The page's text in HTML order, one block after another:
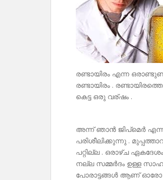
രണ്ടായിരം എന്ന
രണ്ടായിരം .
കെട്ട ഒരു വര്ഷം .
അന്ന് ഞാൻ ജിപ്മെർ
പരിശീലിക്കുന്നു .
പറ്റില്ല . ഒരാഴ്ച
നല്ല സമ്മർദം ഉള്ള
പോരാട്ടങ്ങൾ ആണ് ഓരോ